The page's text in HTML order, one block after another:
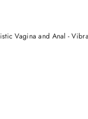
Vagina and Anal -